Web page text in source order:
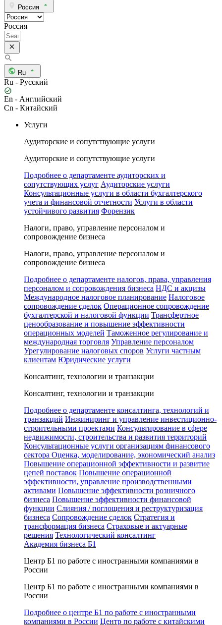
Россия
Россия
Ru
Ru - Русский
En - Английский
Cn - Китайский
Услуги
Аудиторские и сопутствующие услуги
Аудиторские и сопутствующие услуги
Подробнее о департаменте аудиторских и
сопутствующих услуг Аудиторские услуги
Консультационные услуги в области бухгалтерского
учета и финансовой отчетности Услуги в области
устойчивого развития Форензик
Налоги, право, управление персоналом и
сопровождение бизнеса
Налоги, право, управление персоналом и
сопровождение бизнеса
Подробнее о департаменте налогов, права, управления
персоналом и сопровождения бизнеса НДС и акцизы
Международное налоговое планирование Налоговое
сопровождение сделок Операционное сопровождение
бухгалтерской и налоговой функции Трансфертное
ценообразование и повышение эффективности
операционных моделей Таможенное регулирование и
международная торговля Управление персоналом
Урегулирование налоговых споров Услуги частным
клиентам Юридические услуги
Консалтинг, технологии и транзакции
Консалтинг, технологии и транзакции
Подробнее о департаменте консалтинга, технологий и
транзакций Инжиниринг и управление инвестиционно-
строительными проектами Консультирование в сфере
недвижимости, строительства и развития территорий
Консультационные услуги организациям финансового
сектора Оценка, моделирование, экономический анализ
Повышение операционной эффективности и развитие
цепей поставок Повышение операционной
эффективности, управление производственными
активами Повышение эффективности розничного
бизнеса Повышение эффективности финансовой
функции Слияния / поглощения и реструктуризация
бизнеса Сопровождение сделок Стратегия и
трансформация бизнеса Страховые и актуарные
решения Технологический консалтинг
Академия бизнеса Б1
Центр Б1 по работе с иностранными компаниями в
России
Центр Б1 по работе с иностранными компаниями в
России
Подробнее о центре Б1 по работе с иностранными
компаниями в России Центр по работе с китайскими